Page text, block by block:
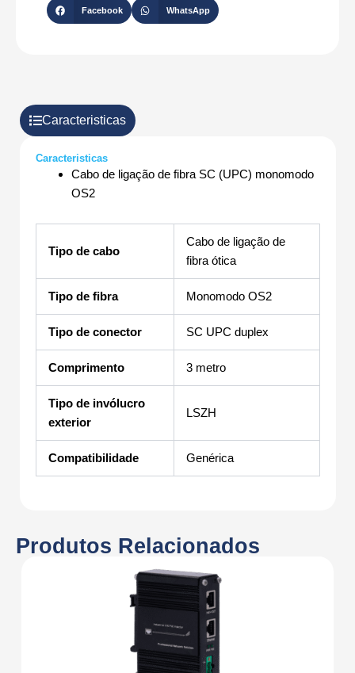
Facebook WhatsApp
Caracteristicas
Caracteristicas
Cabo de ligação de fibra SC (UPC) monomodo
OS2
Tipo de cabo
Cabo de ligação de
fibra ótica
Tipo de fibra Monomodo OS2
Tipo de conector SC UPC duplex
Comprimento 3 metro
Tipo de invólucro
exterior
LSZH
Compatibilidade Genérica
Produtos Relacionados